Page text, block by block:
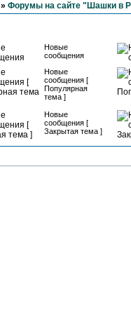
» Форумы на сайте "Шашки в
Новые
сообщения
Новые
сообщения [
Популярная
тема ]
Новые
сообщения [
Закрытая тема ]